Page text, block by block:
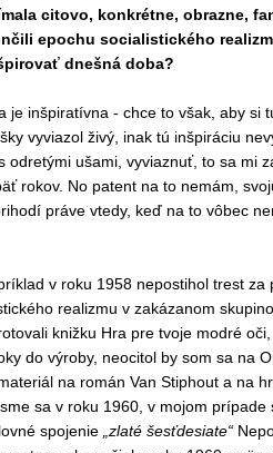
citovo, konkrétne, obrazne,
epochu socialistického
dnešná doba?
je inšpiratívna - chce to však, aby si
vyviazol živý, inak tú inšpiráciu
odretými ušami, vyviaznuť, to sa mi
rokov. No patent na to nemám,
práve vtedy, keď na to vôbec
v roku 1958 nepostihol trest
realizmu v zakázanom
knižku Hra pre tvoje modré
do výroby, neocitol by som sa na
na román Van Stiphout a na
sa v roku 1960, v mojom
spojenie „zlaté šesťdesiate“